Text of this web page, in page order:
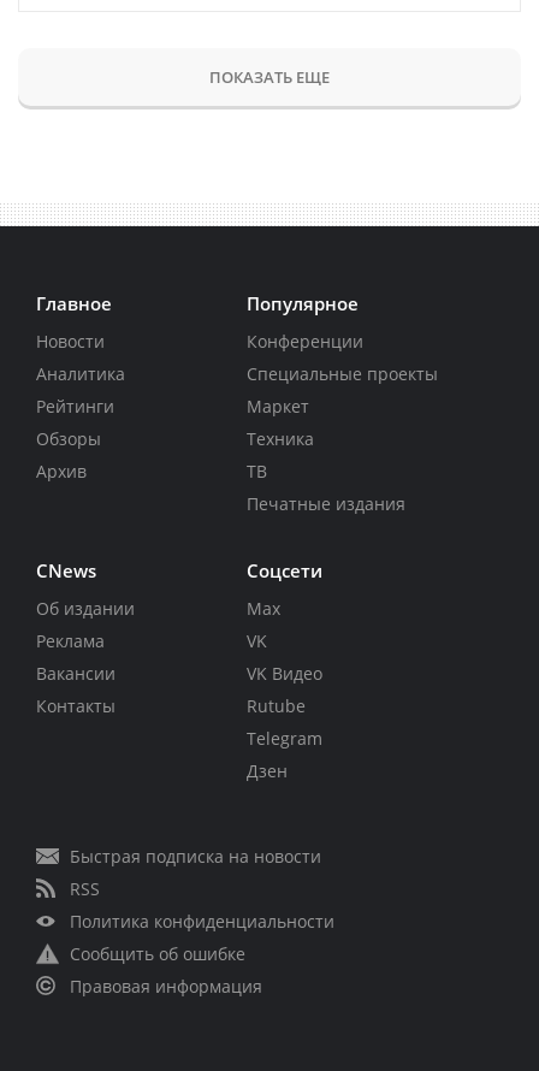
ПОКАЗАТЬ ЕЩЕ
Главное
Новости
Аналитика
Рейтинги
Обзоры
Архив
Популярное
Конференции
Специальные проекты
Маркет
Техника
ТВ
Печатные издания
CNews
Об издании
Реклама
Вакансии
Контакты
Соцсети
Max
VK
VK Видео
Rutube
Telegram
Дзен
Быстрая подписка на новости
RSS
Политика конфиденциальности
Сообщить об ошибке
Правовая информация